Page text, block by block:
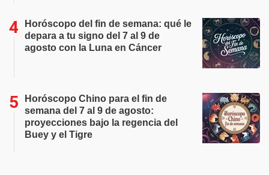
Horóscopo del fin de semana: qué le
depara a tu signo del 7 al 9 de
agosto con la Luna en Cáncer
Horóscopo Chino para el fin de
semana del 7 al 9 de agosto:
proyecciones bajo la regencia del
Buey y el Tigre